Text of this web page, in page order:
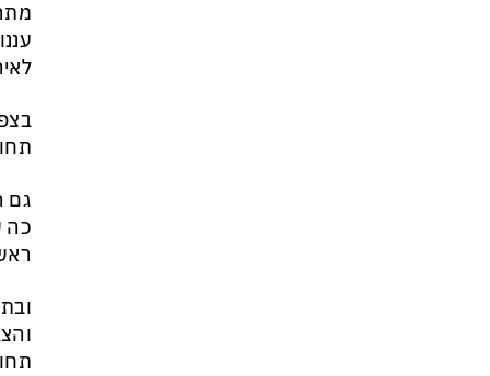
גם
כה